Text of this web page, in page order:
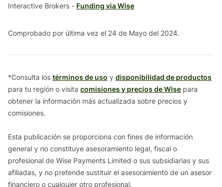
Interactive Brokers - Funding via Wise
Comprobado por última vez el 24 de Mayo del 2024.
*Consulta los términos de uso y disponibilidad de productos
para tu región o visita comisiones y precios de Wise para
obtener la información más actualizada sobre precios y
comisiones.
Esta publicación se proporciona con fines de información
general y no constituye asesoramiento legal, fiscal o
profesional de Wise Payments Limited o sus subsidiarias y sus
afiliadas, y no pretende sustituir el asesoramiento de un asesor
financiero o cualquier otro profesional.